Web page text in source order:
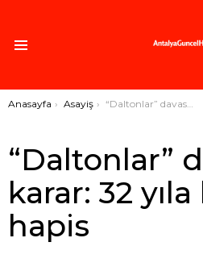
Buradasınız:
Anasayfa Asayiş “Daltonlar” davasında karar: 32 yıla kadar hapis
“Daltonlar”
karar: 32
hapis